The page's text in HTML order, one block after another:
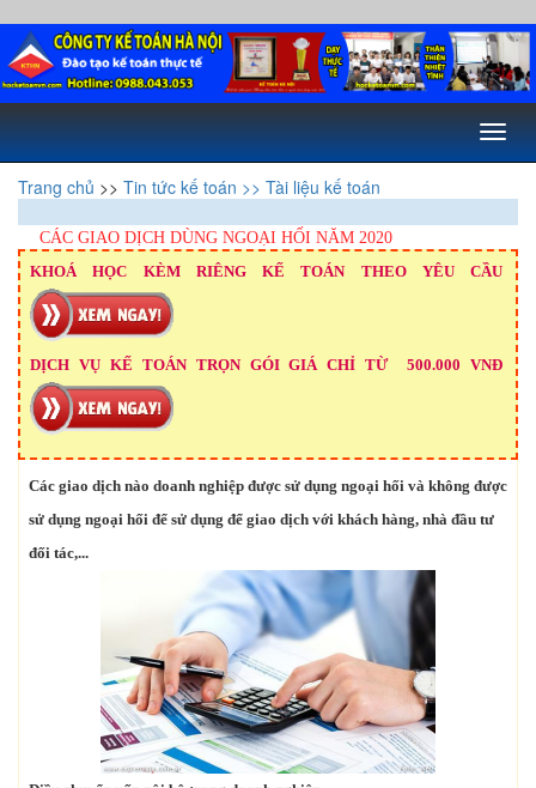
Toggle
Trang chủ >> Tin tức kế toán >> Tài liệu kế toán
CÁC GIAO DỊCH DÙNG NGOẠI HỐI NĂM 2020
KHOÁ HỌC KÈM RIÊNG KẾ TOÁN THEO YÊU CẦU
DỊCH VỤ KẾ TOÁN TRỌN GÓI GIÁ CHỈ TỪ 500.000 VNĐ
Các giao dịch nào doanh nghiệp được sử dụng ngoại hối và không được
sử dụng ngoại hối để sử dụng để giao dịch với khách hàng, nhà đầu tư
đối tác,...